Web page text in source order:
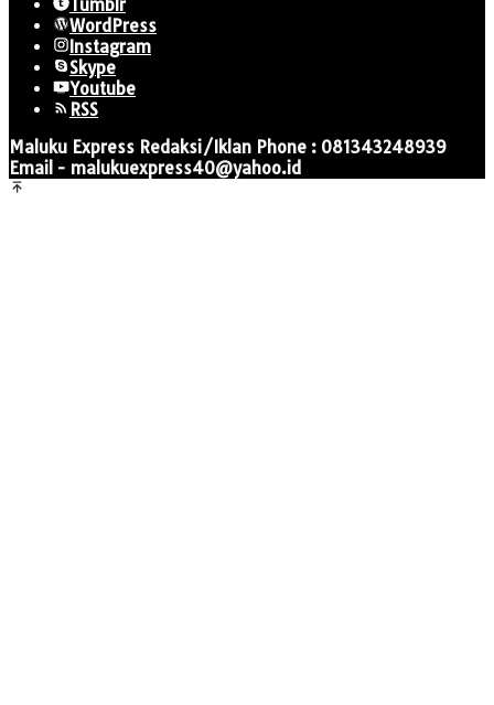
Tumblr
WordPress
Instagram
Skype
Youtube
RSS
Maluku Express Redaksi/Iklan Phone : 081343248939
Email - malukuexpress40@yahoo.id